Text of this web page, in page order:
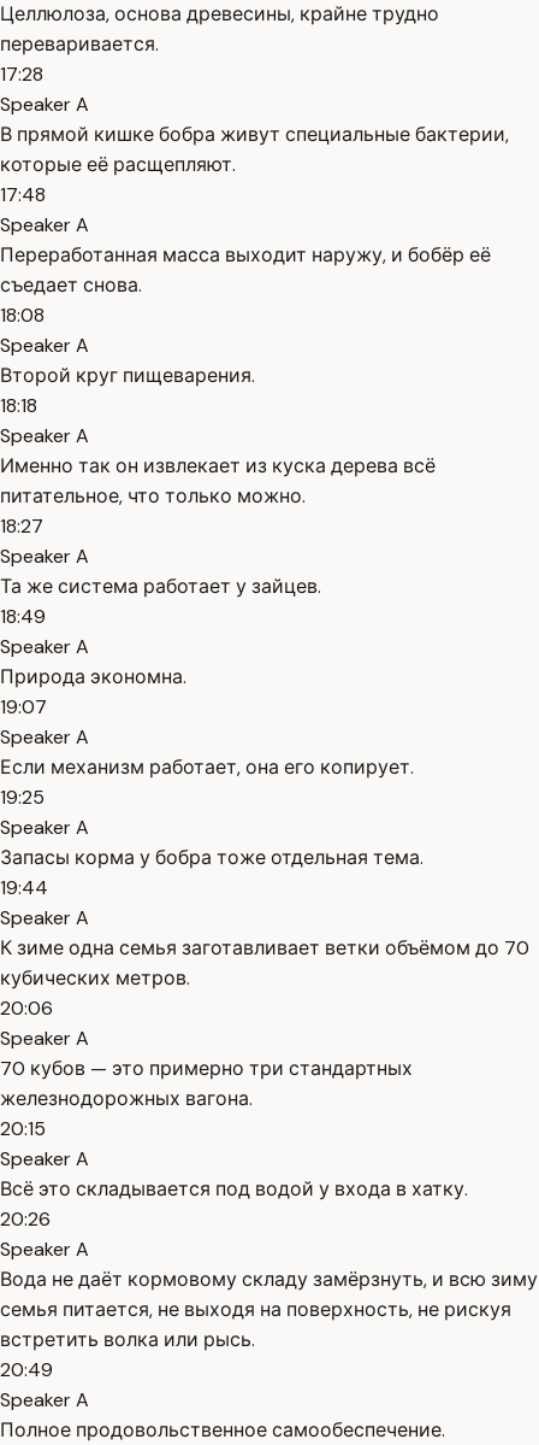
Целлюлоза, основа древесины, крайне трудно
переваривается.
17:28
Speaker A
В прямой кишке бобра живут специальные бактерии,
которые её расщепляют.
17:48
Speaker A
Переработанная масса выходит наружу, и бобёр её
съедает снова.
18:08
Speaker A
Второй круг пищеварения.
18:18
Speaker A
Именно так он извлекает из куска дерева всё
питательное, что только можно.
18:27
Speaker A
Та же система работает у зайцев.
18:49
Speaker A
Природа экономна.
19:07
Speaker A
Если механизм работает, она его копирует.
19:25
Speaker A
Запасы корма у бобра тоже отдельная тема.
19:44
Speaker A
К зиме одна семья заготавливает ветки объёмом до 70
кубических метров.
20:06
Speaker A
70 кубов — это примерно три стандартных
железнодорожных вагона.
20:15
Speaker A
Всё это складывается под водой у входа в хатку.
20:26
Speaker A
Вода не даёт кормовому складу замёрзнуть, и всю зиму
семья питается, не выходя на поверхность, не рискуя
встретить волка или рысь.
20:49
Speaker A
Полное продовольственное самообеспечение.